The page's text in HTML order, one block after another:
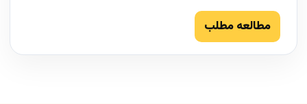
مطالعه مطلب